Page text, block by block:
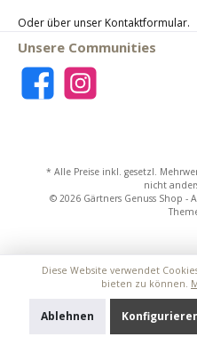
Oder über unser Kontaktformular.
Unsere Communities
* Alle Preise inkl. gesetzl.
nicht
© 2026 Gärtners Genuss Shop -
Diese Website verwendet
bieten zu können.
Ablehnen